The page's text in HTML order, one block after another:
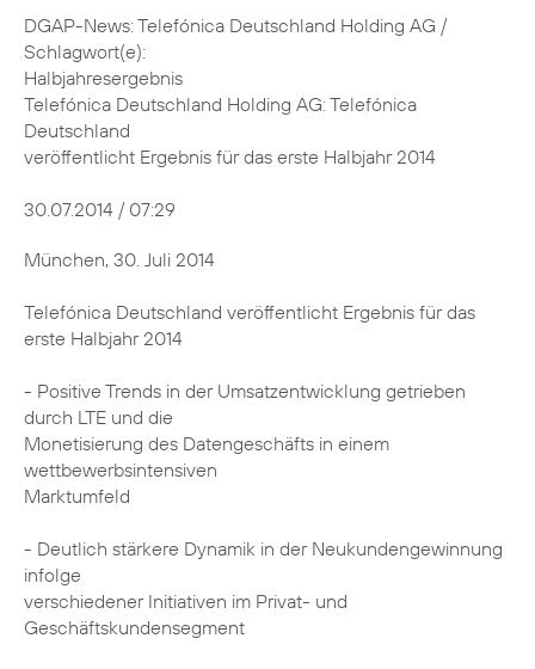
DGAP-News: Telefónica Deutschland Holding AG /
Schlagwort(e):
Halbjahresergebnis
Telefónica Deutschland Holding AG: Telefónica
Deutschland
veröffentlicht Ergebnis für das erste Halbjahr 2014
30.07.2014 / 07:29
München, 30. Juli 2014
Telefónica Deutschland veröffentlicht Ergebnis für das
erste Halbjahr 2014
- Positive Trends in der Umsatzentwicklung getrieben
durch LTE und die
Monetisierung des Datengeschäfts in einem
wettbewerbsintensiven
Marktumfeld
- Deutlich stärkere Dynamik in der Neukundengewinnung
infolge
verschiedener Initiativen im Privat- und
Geschäftskundensegment